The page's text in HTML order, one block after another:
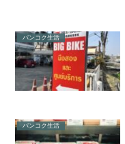
バンコク生活
バンコク生活